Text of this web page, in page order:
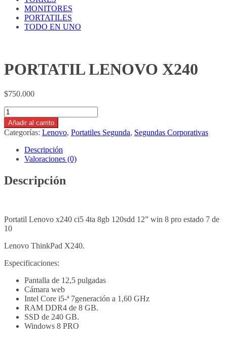
MONITORES
PORTATILES
TODO EN UNO
PORTATIL LENOVO X240
$750.000
PORTATIL
LENOVO
X240
cantidad
Añadir al carrito
Categorías: Lenovo, Portatiles Segunda, Segundas Corporativas
Descripción
Valoraciones (0)
Descripción
Portatil Lenovo x240 ci5 4ta 8gb 120sdd 12” win 8 pro estado 7 de
10
Lenovo ThinkPad X240.
Especificaciones:
Pantalla de 12,5 pulgadas
Cámara web
Intel Core i5-ª 7generación a 1,60 GHz
RAM DDR4 de 8 GB.
SSD de 240 GB.
Windows 8 PRO